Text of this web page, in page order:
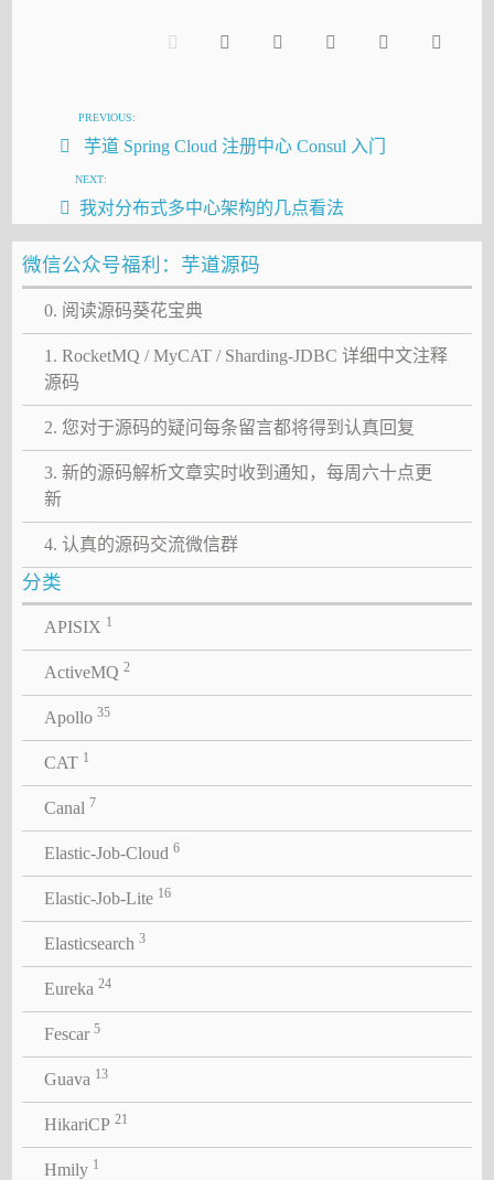
PREVIOUS:
芋道 Spring Cloud 注册中心 Consul 入门
NEXT:
我对分布式多中心架构的几点看法
微信公众号福利：芋道源码
0. 阅读源码葵花宝典
1. RocketMQ / MyCAT / Sharding-JDBC 详细中文注释
源码
2. 您对于源码的疑问每条留言都将得到认真回复
3. 新的源码解析文章实时收到通知，每周六十点更
新
4. 认真的源码交流微信群
分类
APISIX 1
ActiveMQ 2
Apollo 35
CAT 1
Canal 7
Elastic-Job-Cloud 6
Elastic-Job-Lite 16
Elasticsearch 3
Eureka 24
Fescar 5
Guava 13
HikariCP 21
Hmily 1